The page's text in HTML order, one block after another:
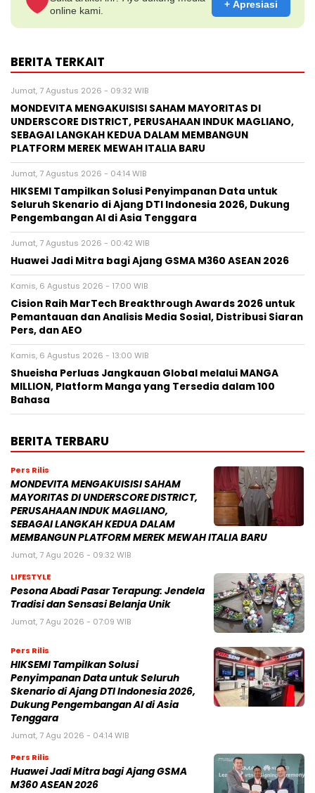
online kami.
+ Apresiasi
BERITA TERKAIT
Jumat, 7 Agustus 2026 - 09:32 WIB
MONDEVITA MENGAKUISISI SAHAM MAYORITAS DI
UNDERSCORE DISTRICT, PERUSAHAAN INDUK MAGLIANO,
SEBAGAI LANGKAH KEDUA DALAM MEMBANGUN
PLATFORM MEREK MEWAH ITALIA BARU
Jumat, 7 Agustus 2026 - 04:14 WIB
HIKSEMI Tampilkan Solusi Penyimpanan Data untuk
Seluruh Skenario di Ajang DTI Indonesia 2026, Dukung
Pengembangan AI di Asia Tenggara
Jumat, 7 Agustus 2026 - 00:42 WIB
Huawei Jadi Mitra bagi Ajang GSMA M360 ASEAN 2026
Kamis, 6 Agustus 2026 - 17:00 WIB
Cision Raih MarTech Breakthrough Awards 2026 untuk
Pemantauan dan Analisis Media Sosial, Distribusi Siaran
Pers, dan AEO
Kamis, 6 Agustus 2026 - 13:00 WIB
Shueisha Perluas Jangkauan Global melalui MANGA
MILLION, Platform Manga yang Tersedia dalam 100
Bahasa
BERITA TERBARU
Pers Rilis
MONDEVITA MENGAKUISISI SAHAM
MAYORITAS DI UNDERSCORE DISTRICT,
PERUSAHAAN INDUK MAGLIANO,
SEBAGAI LANGKAH KEDUA DALAM
MEMBANGUN PLATFORM MEREK MEWAH ITALIA BARU
Jumat, 7 Agu 2026 - 09:32 WIB
LIFESTYLE
Pesona Abadi Pasar Terapung: Jendela
Tradisi dan Sensasi Belanja Unik
Jumat, 7 Agu 2026 - 07:09 WIB
Pers Rilis
HIKSEMI Tampilkan Solusi
Penyimpanan Data untuk Seluruh
Skenario di Ajang DTI Indonesia 2026,
Dukung Pengembangan AI di Asia
Tenggara
Jumat, 7 Agu 2026 - 04:14 WIB
Pers Rilis
Huawei Jadi Mitra bagi Ajang GSMA
M360 ASEAN 2026